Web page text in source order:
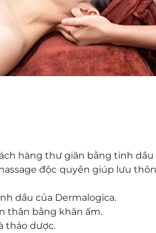
hàng thư giãn bằng tinh
độc quyền giúp lưu
dầu của Dermalogica.
thân bằng khăn ấm.
thảo dược.